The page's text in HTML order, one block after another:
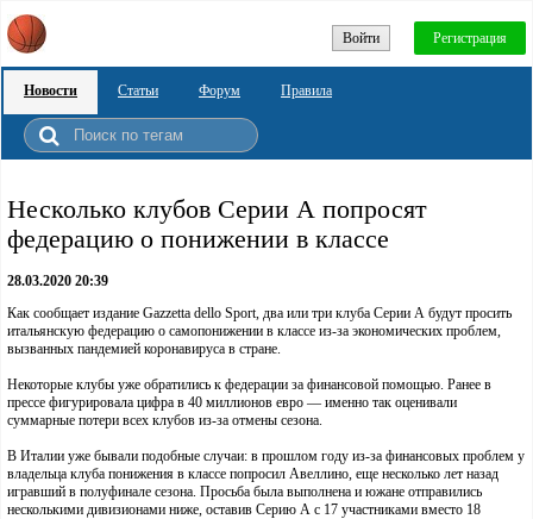
Войти Регистрация
Новости Статьи Форум Правила
Несколько клубов Серии А попросят
федерацию о понижении в классе
28.03.2020 20:39
Как сообщает издание Gazzetta dello Sport, два или три клуба Серии А будут просить
итальянскую федерацию о самопонижении в классе из-за экономических проблем,
вызванных пандемией коронавируса в стране.
Некоторые клубы уже обратились к федерации за финансовой помощью. Ранее в
прессе фигурировала цифра в 40 миллионов евро — именно так оценивали
суммарные потери всех клубов из-за отмены сезона.
В Италии уже бывали подобные случаи: в прошлом году из-за финансовых проблем у
владельца клуба понижения в классе попросил Авеллино, еще несколько лет назад
игравший в полуфинале сезона. Просьба была выполнена и южане отправились
несколькими дивизионами ниже, оставив Серию А с 17 участниками вместо 18